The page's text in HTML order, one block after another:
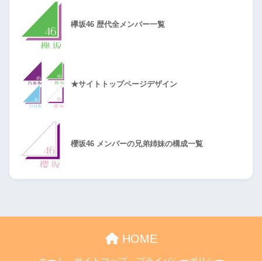
欅坂46 歴代全メンバー一覧
★サイトトップページデザイン
櫻坂46 メンバーの兄弟姉妹の構成一覧
HOME